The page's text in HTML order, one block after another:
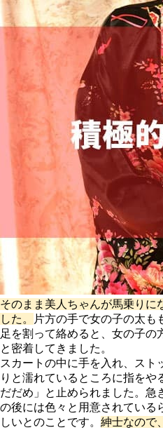
そのまま美人ちゃんが馬乗りに
した。
片方の手で女の子の太も
足を割って絡めると、女の子の
と密着してきました。
スカートの中に手を入れ、スト
りと濡れているところに指をや
だだめ」と止められました。急
の後には色々と用意されている
しいとのことです。 紳士なので